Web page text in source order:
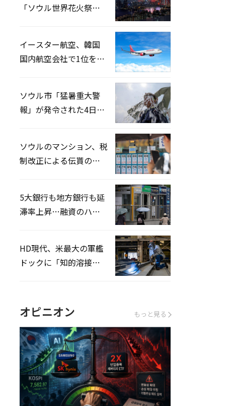
「ソウル世界花火祭り
イースター航空、韓国
国内航空会社で1位を記
ソウル市「猛暑重大警
報」が発令された4日、
ソウルのマンション、税
制改正による伝貰の月
5大銀行も地方銀行も延
滞率上昇…融資のハー
HD現代、米最大の軍艦
ドックに「知的溶接」
オピニオン もっと見る